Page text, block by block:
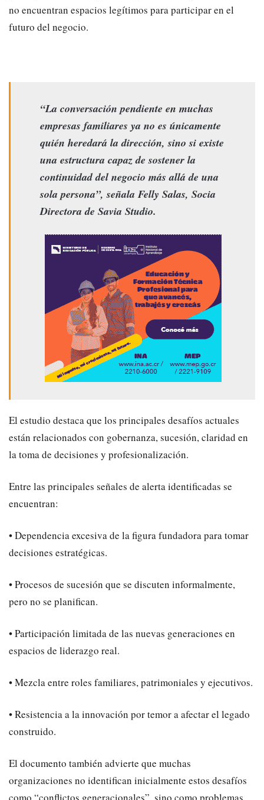
no encuentran espacios legítimos para participar en el
futuro del negocio.
“La conversación pendiente en muchas
empresas familiares ya no es únicamente
quién heredará la dirección, sino si existe
una estructura capaz de sostener la
continuidad del negocio más allá de una
sola persona”, señala Felly Salas, Socia
Directora de Savia Studio.
El estudio destaca que los principales desafíos actuales
están relacionados con gobernanza, sucesión, claridad en
la toma de decisiones y profesionalización.
Entre las principales señales de alerta identificadas se
encuentran:
• Dependencia excesiva de la figura fundadora para tomar
decisiones estratégicas.
• Procesos de sucesión que se discuten informalmente,
pero no se planifican.
• Participación limitada de las nuevas generaciones en
espacios de liderazgo real.
• Mezcla entre roles familiares, patrimoniales y ejecutivos.
• Resistencia a la innovación por temor a afectar el legado
construido.
El documento también advierte que muchas
organizaciones no identifican inicialmente estos desafíos
como “conflictos generacionales”, sino como problemas